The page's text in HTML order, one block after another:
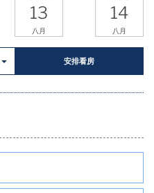
13
八月
14
八月
安排看房